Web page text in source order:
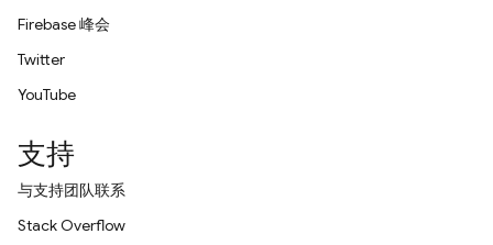
Firebase 峰会
Twitter
YouTube
支持
与支持团队联系
Stack Overflow